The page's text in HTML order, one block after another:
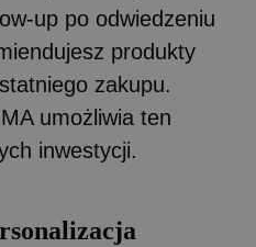
up po odwiedzeniu
produkty
zakupu.
umożliwia ten
inwestycji.